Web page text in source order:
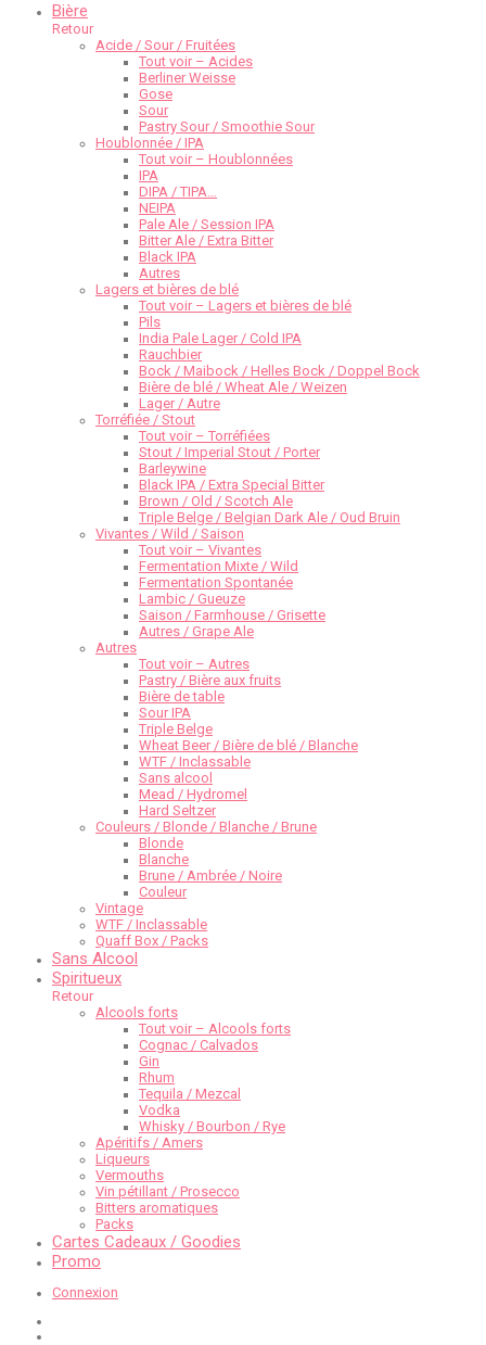
Bière
Retour
Acide / Sour / Fruitées
Tout voir – Acides
Berliner Weisse
Gose
Sour
Pastry Sour / Smoothie Sour
Houblonnée / IPA
Tout voir – Houblonnées
IPA
DIPA / TIPA…
NEIPA
Pale Ale / Session IPA
Bitter Ale / Extra Bitter
Black IPA
Autres
Lagers et bières de blé
Tout voir – Lagers et bières de blé
Pils
India Pale Lager / Cold IPA
Rauchbier
Bock / Maibock / Helles Bock / Doppel Bock
Bière de blé / Wheat Ale / Weizen
Lager / Autre
Torréfiée / Stout
Tout voir – Torréfiées
Stout / Imperial Stout / Porter
Barleywine
Black IPA / Extra Special Bitter
Brown / Old / Scotch Ale
Triple Belge / Belgian Dark Ale / Oud Bruin
Vivantes / Wild / Saison
Tout voir – Vivantes
Fermentation Mixte / Wild
Fermentation Spontanée
Lambic / Gueuze
Saison / Farmhouse / Grisette
Autres / Grape Ale
Autres
Tout voir – Autres
Pastry / Bière aux fruits
Bière de table
Sour IPA
Triple Belge
Wheat Beer / Bière de blé / Blanche
WTF / Inclassable
Sans alcool
Mead / Hydromel
Hard Seltzer
Couleurs / Blonde / Blanche / Brune
Blonde
Blanche
Brune / Ambrée / Noire
Couleur
Vintage
WTF / Inclassable
Quaff Box / Packs
Sans Alcool
Spiritueux
Retour
Alcools forts
Tout voir – Alcools forts
Cognac / Calvados
Gin
Rhum
Tequila / Mezcal
Vodka
Whisky / Bourbon / Rye
Apéritifs / Amers
Liqueurs
Vermouths
Vin pétillant / Prosecco
Bitters aromatiques
Packs
Cartes Cadeaux / Goodies
Promo
Connexion